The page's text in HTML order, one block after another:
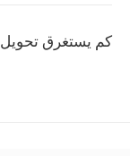
كم يستغرق تحويل OGA إلى FSSD؟